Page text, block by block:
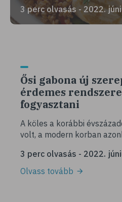
3 perc olvasás - 2022.
Ősi gabona új
érdemes
fogyasztani
A köles a korábbi
volt, a modern korban
3 perc olvasás - 2022.
Olvass tovább